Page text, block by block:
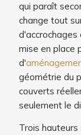
qui paraît
change tout
d'accrochages
mise en place
d'
géométrie du
couverts
seulement le
Trois